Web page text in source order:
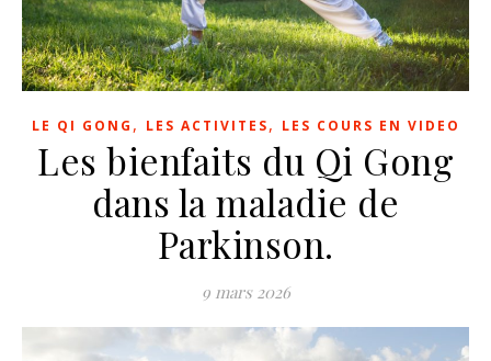
LE QI GONG , LES ACTIVITES, LES COURS EN VIDEO
Les bienfaits du Qi Gong
dans la maladie de
Parkinson.
9 mars 2026